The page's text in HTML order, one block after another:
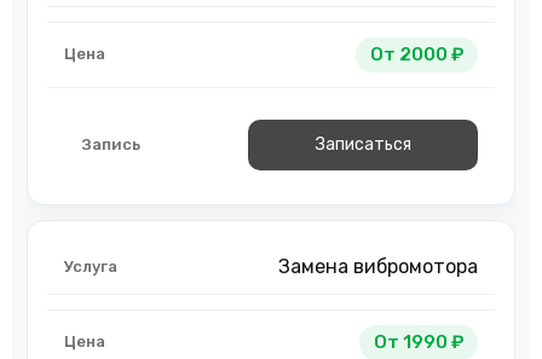
От 2000 ₽
Записаться
Замена вибромотора
От 1990 ₽